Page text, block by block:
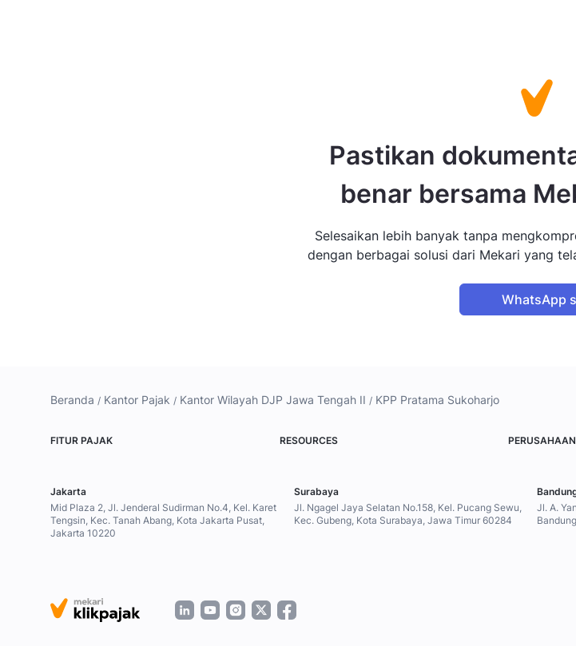
Pastikan
benar bersama
Selesaikan lebih banyak tanpa
dengan berbagai solusi dari Mekari yang
WhatsApp
Beranda Kantor Pajak Kantor Wilayah DJP Jawa Tengah II KPP Pratama Sukoharjo
FITUR PAJAK RESOURCES PERUSAHAAN
Jakarta
Mid Plaza 2, Jl. Jenderal Sudirman No.4, Kel. Karet
Tengsin, Kec. Tanah Abang, Kota Jakarta Pusat,
Jakarta 10220
Surabaya
Jl. Ngagel Jaya Selatan No.158, Kel. Pucang Sewu,
Kec. Gubeng, Kota Surabaya, Jawa Timur 60284
Jl. A.